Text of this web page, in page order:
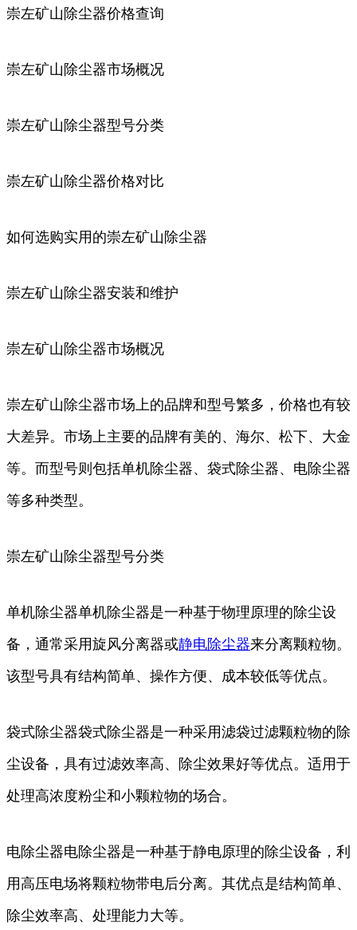
崇左矿山除尘器价格查询
崇左矿山除尘器市场概况
崇左矿山除尘器型号分类
崇左矿山除尘器价格对比
如何选购实用的崇左矿山除尘器
崇左矿山除尘器安装和维护
崇左矿山除尘器市场概况
崇左矿山除尘器市场上的品牌和型号繁多，价格也有较
大差异。市场上主要的品牌有美的、海尔、松下、大金
等。而型号则包括单机除尘器、袋式除尘器、电除尘器
等多种类型。
崇左矿山除尘器型号分类
单机除尘器单机除尘器是一种基于物理原理的除尘设
备，通常采用旋风分离器或静电除尘器来分离颗粒物。
该型号具有结构简单、操作方便、成本较低等优点。
袋式除尘器袋式除尘器是一种采用滤袋过滤颗粒物的除
尘设备，具有过滤效率高、除尘效果好等优点。适用于
处理高浓度粉尘和小颗粒物的场合。
电除尘器电除尘器是一种基于静电原理的除尘设备，利
用高压电场将颗粒物带电后分离。其优点是结构简单、
除尘效率高、处理能力大等。